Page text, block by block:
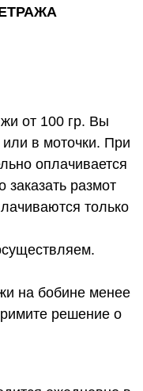
от 100 гр. Вы
или в моточки. При
оплачивается
размот
только
на бобине менее
решение о